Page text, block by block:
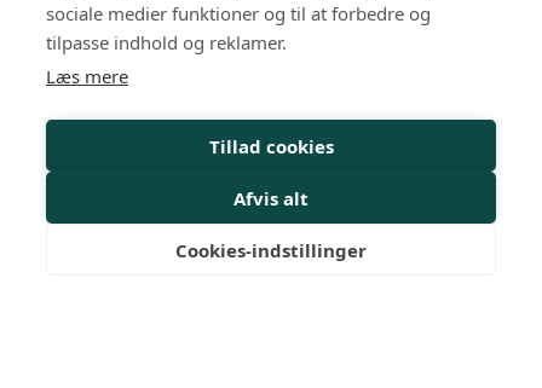
HR-kurser
Personalejura
Rådgivning
Viden
Mit Dansk HR
sociale medier funktioner og til at forbedre og
tilpasse indhold og reklamer.
Læs mere
Tillad cookies
Afvis alt
Cookies-indstillinger